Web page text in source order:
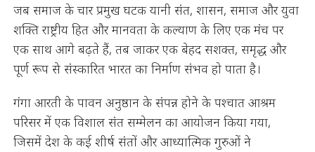
जब समाज के चार प्रमुख घटक यानी संत, शासन, समाज और युवा
शक्ति राष्ट्रीय हित और मानवता के कल्याण के लिए एक मंच पर
एक साथ आगे बढ़ते हैं, तब जाकर एक बेहद सशक्त, समृद्ध और
पूर्ण रूप से संस्कारित भारत का निर्माण संभव हो पाता है।
गंगा आरती के पावन अनुष्ठान के संपन्न होने के पश्चात आश्रम
परिसर में एक विशाल संत सम्मेलन का आयोजन किया गया,
जिसमें देश के कई शीर्ष संतों और आध्यात्मिक गुरुओं ने